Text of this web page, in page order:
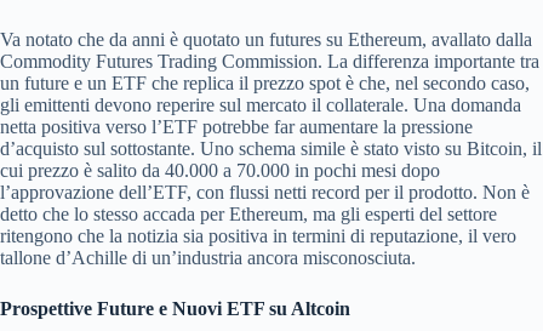
Va notato che da anni è quotato un futures su Ethereum, avallato dalla
Commodity Futures Trading Commission. La differenza importante tra
un future e un ETF che replica il prezzo spot è che, nel secondo caso,
gli emittenti devono reperire sul mercato il collaterale. Una domanda
netta positiva verso l’ETF potrebbe far aumentare la pressione
d’acquisto sul sottostante. Uno schema simile è stato visto su Bitcoin, il
cui prezzo è salito da 40.000 a 70.000 in pochi mesi dopo
l’approvazione dell’ETF, con flussi netti record per il prodotto. Non è
detto che lo stesso accada per Ethereum, ma gli esperti del settore
ritengono che la notizia sia positiva in termini di reputazione, il vero
tallone d’Achille di un’industria ancora misconosciuta.
Prospettive Future e Nuovi ETF su Altcoin